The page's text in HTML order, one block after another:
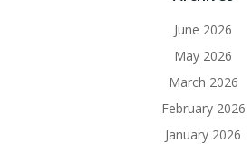
June 2026
May 2026
March 2026
February 2026
January 2026